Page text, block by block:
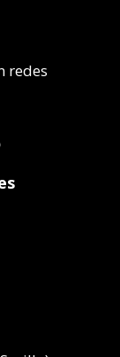
redes